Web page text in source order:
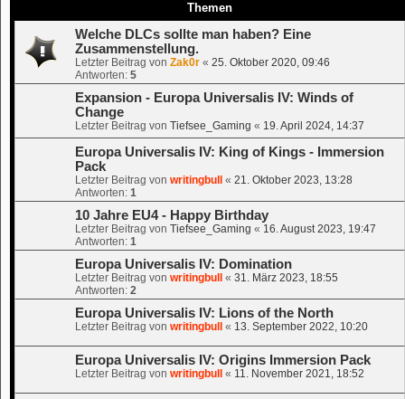
Themen
Welche DLCs sollte man haben? Eine
Zusammenstellung.
Letzter Beitrag von Zak0r « 25. Oktober 2020, 09:46
Antworten: 5
Expansion - Europa Universalis IV: Winds of
Change
Letzter Beitrag von Tiefsee_Gaming « 19. April 2024, 14:37
Europa Universalis IV: King of Kings - Immersion
Pack
Letzter Beitrag von writingbull « 21. Oktober 2023, 13:28
Antworten: 1
10 Jahre EU4 - Happy Birthday
Letzter Beitrag von Tiefsee_Gaming « 16. August 2023, 19:47
Antworten: 1
Europa Universalis IV: Domination
Letzter Beitrag von writingbull « 31. März 2023, 18:55
Antworten: 2
Europa Universalis IV: Lions of the North
Letzter Beitrag von writingbull « 13. September 2022, 10:20
Europa Universalis IV: Origins Immersion Pack
Letzter Beitrag von writingbull « 11. November 2021, 18:52